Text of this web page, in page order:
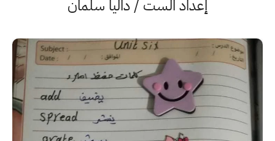
إعداد الست / داليا سلمان